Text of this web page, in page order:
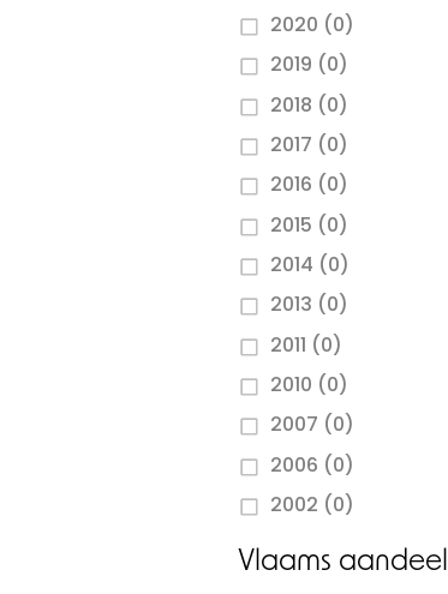
2020 (0)
2019 (0)
2018 (0)
2017 (0)
2016 (0)
2015 (0)
2014 (0)
2013 (0)
2011 (0)
2010 (0)
2007 (0)
2006 (0)
2002 (0)
Vlaams aandeel